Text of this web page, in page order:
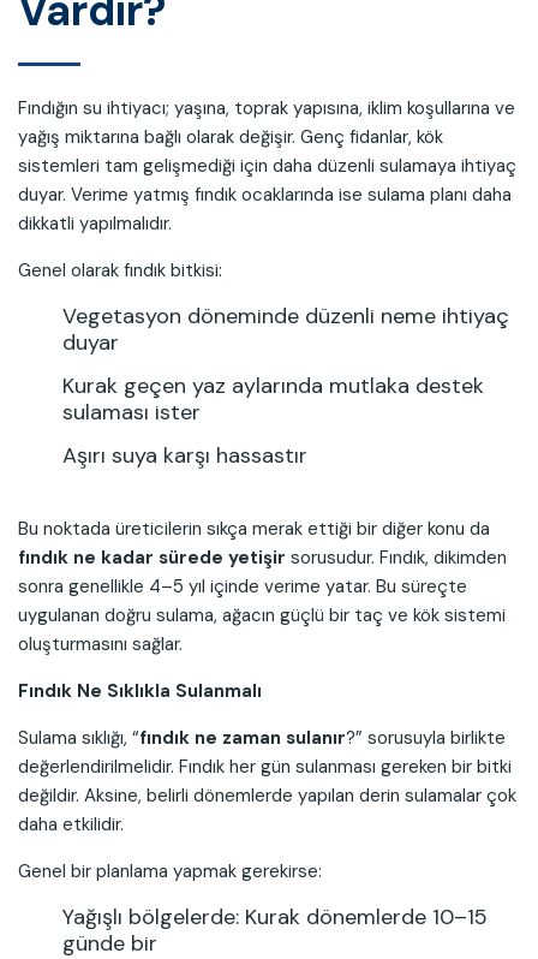
Fındığın su ihtiyacı; yaşına, toprak yapısına, iklim koşullarına ve
yağış miktarına bağlı olarak değişir. Genç fidanlar, kök
sistemleri tam gelişmediği için daha düzenli sulamaya ihtiyaç
duyar. Verime yatmış fındık ocaklarında ise sulama planı daha
dikkatli yapılmalıdır.
Genel olarak fındık bitkisi:
Vegetasyon döneminde düzenli neme ihtiyaç
duyar
Kurak geçen yaz aylarında mutlaka destek
sulaması ister
Aşırı suya karşı hassastır
Bu noktada üreticilerin sıkça merak ettiği bir diğer konu da
fındık ne kadar sürede yetişir sorusudur. Fındık, dikimden
sonra genellikle 4–5 yıl içinde verime yatar. Bu süreçte
uygulanan doğru sulama, ağacın güçlü bir taç ve kök sistemi
oluşturmasını sağlar.
Fındık Ne Sıklıkla Sulanmalı
Sulama sıklığı, “fındık ne zaman sulanır?” sorusuyla birlikte
değerlendirilmelidir. Fındık her gün sulanması gereken bir bitki
değildir. Aksine, belirli dönemlerde yapılan derin sulamalar çok
daha etkilidir.
Genel bir planlama yapmak gerekirse:
Yağışlı bölgelerde: Kurak dönemlerde 10–15
günde bir